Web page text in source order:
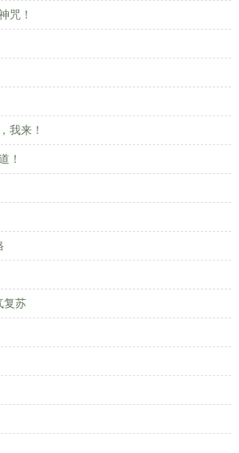
咒！
我来！
！
复苏